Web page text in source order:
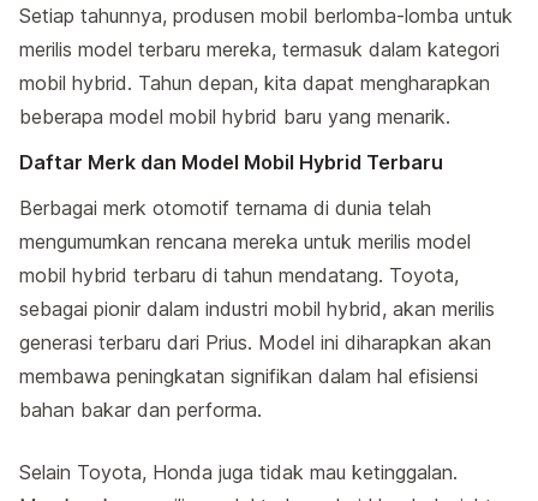
Setiap tahunnya, produsen mobil berlomba-lomba untuk
merilis model terbaru mereka, termasuk dalam kategori
mobil hybrid. Tahun depan, kita dapat mengharapkan
beberapa model mobil hybrid baru yang menarik.
Daftar Merk dan Model Mobil Hybrid Terbaru
Berbagai merk otomotif ternama di dunia telah
mengumumkan rencana mereka untuk merilis model
mobil hybrid terbaru di tahun mendatang. Toyota,
sebagai pionir dalam industri mobil hybrid, akan merilis
generasi terbaru dari Prius. Model ini diharapkan akan
membawa peningkatan signifikan dalam hal efisiensi
bahan bakar dan performa.
Selain Toyota, Honda juga tidak mau ketinggalan.